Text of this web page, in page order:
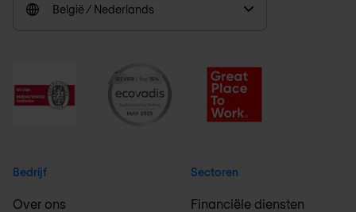
België / Nederlands
Bedrijf
Over ons
Sectoren
Financiële diensten